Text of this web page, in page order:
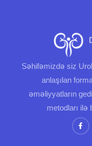
Səhifəmizdə siz
anlaşılan
əməliyyatların
metodları ilə